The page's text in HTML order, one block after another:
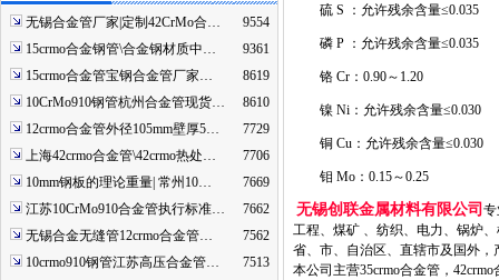
无锡合金管厂家|定制42CrMo合…
9554
15crmo合金钢管\合金钢材质中…
9361
15crmo合金管宝钢合金管厂家…
8619
10CrMo910钢管杭州合金管现货…
8610
12crmo合金管外径105mm壁厚5…
7729
上海42crmo合金管\42crmo热处…
7706
10mm钢板的理论重量| 常州10…
7669
江苏10CrMo910合金管执行标准…
7662
无锡合金无缝管12crmo合金管…
7562
10crmo910钢管江苏高压合金管…
7513
硫 S ：允许残余含量≤0.035
磷 P ：允许残余含量≤0.035
铬 Cr：0.90～1.20
镍 Ni：允许残余含量≤0.030
铜 Cu：允许残余含量≤0.030
钼 Mo：0.15～0.25
无锡创联金属材料有限公司
工程、煤矿 、纺织、电力、锅炉
省、市、自治区、直辖市及国外，
本公司主营35crmo合金管，